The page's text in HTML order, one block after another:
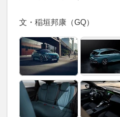
文・稲垣邦康（GQ）